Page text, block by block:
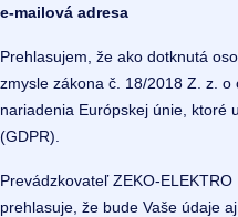
e-mailová adresa
Prehlasujem, že ako dotknutá
zmysle zákona č. 18/2018 Z. z.
nariadenia Európskej únie, ktoré
(GDPR).
Prevádzkovateľ ZEKO-ELEKTRO
prehlasuje, že bude Vaše údaje